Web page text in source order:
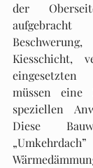
der
Kiesschicht,
müssen eine
speziellen
Diese